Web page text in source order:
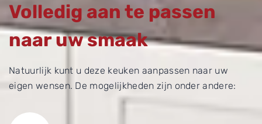
Volledig aan te passen
naar uw smaak
Natuurlijk kunt u deze keuken aanpassen naar uw
eigen wensen. De mogelijkheden zijn onder andere: